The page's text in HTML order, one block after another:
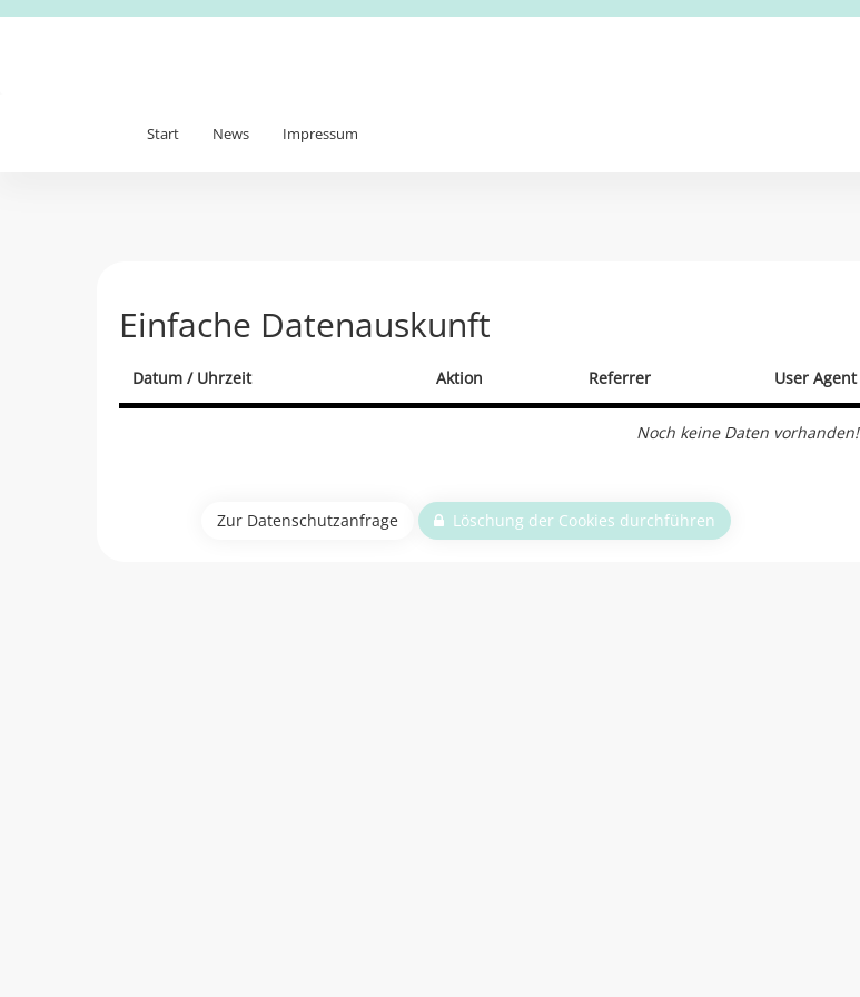
Start News Impressum
Einfache Datenauskunft
Datum / Uhrzeit Aktion Referrer User Agent
Noch keine Daten vorhanden!
Zur Datenschutzanfrage Löschung der Cookies durchführen